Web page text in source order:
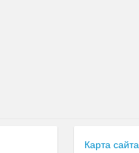
Карта сайта